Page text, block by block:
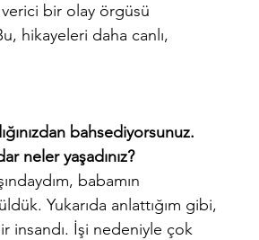
bir olay örgüsü
hikayeleri daha canlı,
bahsediyorsunuz.
neler yaşadınız?
babamın
Yukarıda anlattığım gibi,
insandı. İşi nedeniyle çok